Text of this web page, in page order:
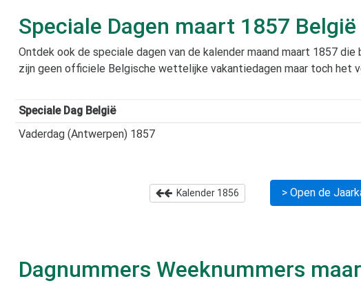
Speciale Dagen maart 1857 België
Ontdek ook de speciale dagen van de kalender maand maart 1857 die
zijn geen officiele Belgische wettelijke vakantiedagen maar toch het
Speciale Dag België
Vaderdag (Antwerpen) 1857
Kalender 1856 > Open de
Dagnummers Weeknummers